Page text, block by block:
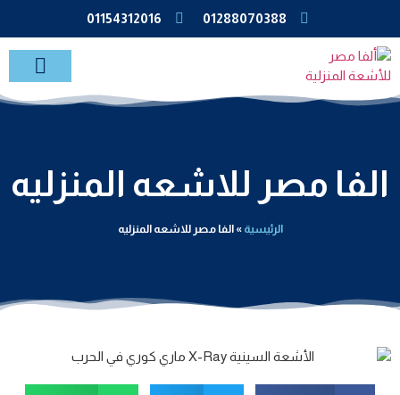
01288070388
01154312016
الفا مصر للاشعه المنزليه
الرئيسية »الفا مصر للاشعه المنزليه